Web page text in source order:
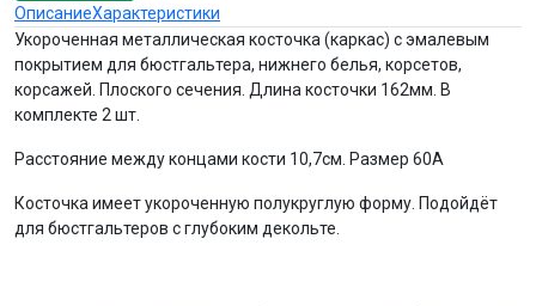
ОписаниеХарактеристики
Укороченная металлическая косточка (каркас) с эмалевым
покрытием для бюстгальтера, нижнего белья, корсетов,
корсажей. Плоского сечения. Длина косточки 162мм. В
комплекте 2 шт.
Расстояние между концами кости 10,7см. Размер 60A
Косточка имеет укороченную полукруглую форму. Подойдёт
для бюстгальтеров с глубоким декольте.